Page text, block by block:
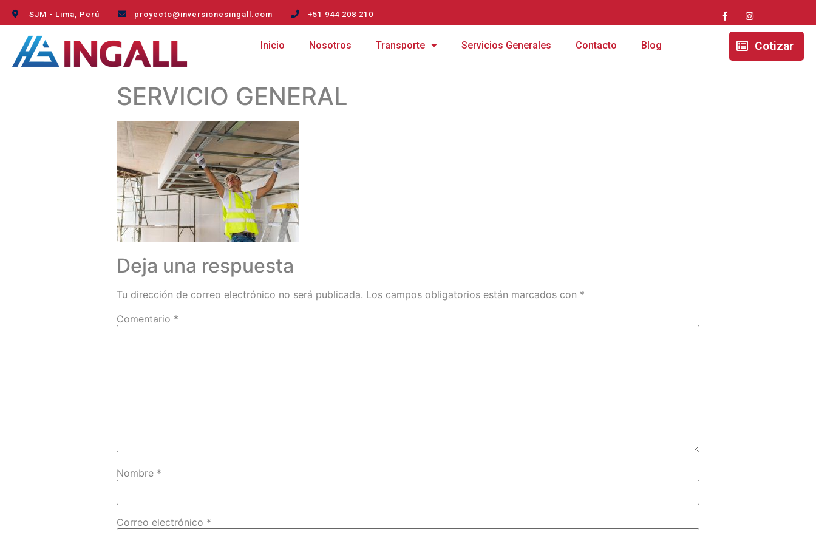
SJM - Lima, Perú proyecto@inversionesingall.com +51 944 208 210
Inicio Nosotros Transporte Servicios Generales Contacto Blog Cotizar
SERVICIO GENERAL
Deja una respuesta
Tu dirección de correo electrónico no será publicada. Los campos obligatorios están marcados con *
Comentario *
Nombre *
Correo electrónico *